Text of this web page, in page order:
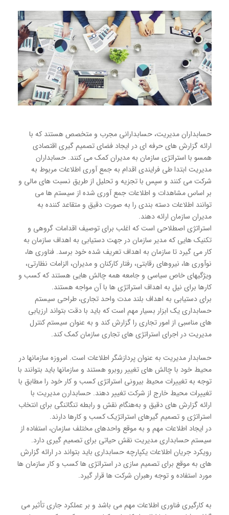
حسابداران مدیریت، حسابدارانی مجرب و متخصص هستند كه با
ارائه گزارش های حرفه ای در ایجاد فضای تصمیم گیری اقتصادی
همسو با استراتژی سازمان به مدیران كمک می كنند. حسابداران
مدیریت ابتدا طی فرایندی اقدام به جمع آوری اطلاعات مربوط به
شرکت می كنند و سپس با تجزیه و تحلیل از طریق نسبت های مالی و
بر اساس مشاهدات و اطلاعات جمع آوری شده از سیستم ها می
توانند اطلاعات دسته بندی را به صورت دقیق و متقاعد کننده به
مدیران سازمان ارائه دهند.
استراتژی اصطلاحی است که اغلب برای توصیف اقدامات گروهی و
تکنیک هایی که مدیر سازمان در جهت دستیابی به اهداف سازمان به
کار می گیرد تا سازمان به اهداف تعریف شده خود برسد. فناوری ها،
نوآوری ها، نیروهای رقابتی، رفتار کارکنان و مدیران، الزامات نظارتی،
ویژگیهای خاص سیاسی و جامعه همه چالش هایی هستند که کسب و
کارها برای نیل به اهداف استراتژی ها با آن مواجه هستند.
برای دستیابی به اهداف بلند مدت واحد تجاری، طراحی سیستم
حسابداری یک ابزار بسیار مهم است که باید با دقت بتواند ارزیابی
های مناسبی از امور تجاری را گزارش كند و به عنوان سیستم کنترل
مدیریت در اجرای استراتژی های تجاری سازمان کمک کند.
حسابدار مدیریت به عنوان پردازشگر اطلاعات است. امروزه سازمانها در
محیط خود با چالش های تغییر روبرو هستند و سازمانها باید بتوانند با
توجه به تغییرات محیط بیرونی استراتژی كسب و كار خود را مطابق با
تغییرات محیط خارج از شركت تغییر دهند. حسابدارن مدیریت با
ارائه گزارش های دقیق و به‌هنگام نقش و رابطه تنگاتنگی برای انتخاب
استراتژی و تصمیم گیرهای استراتژیک كسب و كارها دارند.
در ایجاد اطلاعات مهم و به موقع واحدهای مختلف سازمان، استفاده از
سیستم حسابداری مدیریت نقش حیاتی برای تصمیم گیری دارد.
رویکرد جریان اطلاعات یکپارچه حسابداری باید بتواند در ارائه گزارش
های به موقع برای تصمیم سازی در استراتژی ها كسب و كار سازمان ها
مورد استفاده و توجه رهبران شركت ها قرار گیرد.
به كارگیری فناوری اطلاعات مهم می باشد و بر عملکرد جاری تأثیر می